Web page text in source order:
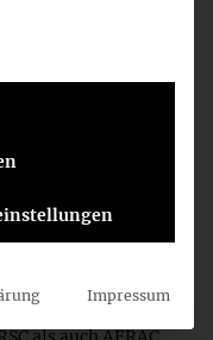
sich in der zweiten
der
Voluntary
des
werden daher auch
übersetzt.
Impressum